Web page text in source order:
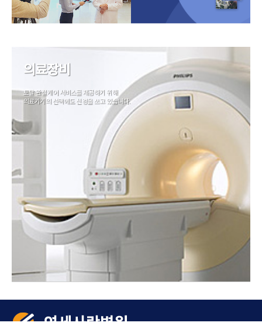
의료장비
토탈 관절케어 서비스를 제공하기 위해
의료기기의 선택에도 신경을 쓰고 있습니다.